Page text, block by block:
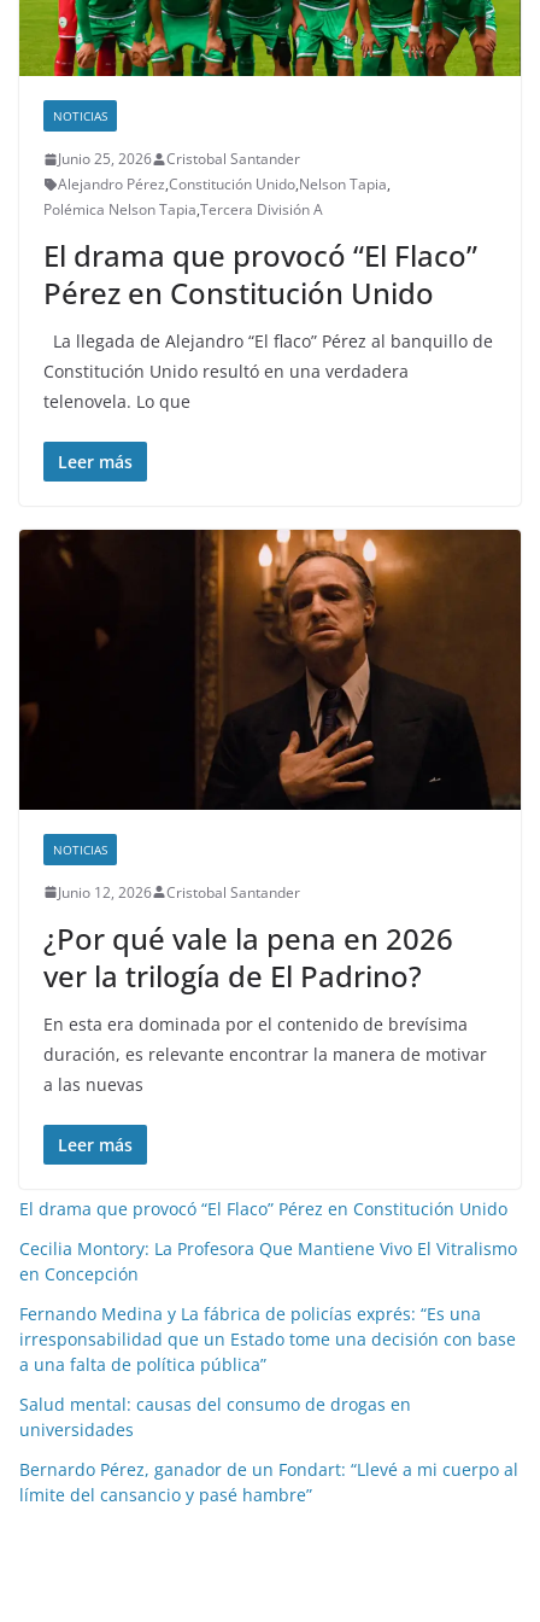
NOTICIAS
Junio 25, 2026
Cristobal Santander
Alejandro Pérez,Constitución Unido,Nelson Tapia,
Polémica Nelson Tapia,Tercera División A
El drama que provocó “El Flaco”
Pérez en Constitución Unido
La llegada de Alejandro “El flaco” Pérez al banquillo de
Constitución Unido resultó en una verdadera
telenovela. Lo que
Leer más
NOTICIAS
Junio 12, 2026 Cristobal Santander
¿Por qué vale la pena en 2026
ver la trilogía de El Padrino?
En esta era dominada por el contenido de brevísima
duración, es relevante encontrar la manera de motivar
a las nuevas
Leer más
El drama que provocó “El Flaco” Pérez en Constitución Unido
Cecilia Montory: La Profesora Que Mantiene Vivo El Vitralismo
en Concepción
Fernando Medina y La fábrica de policías exprés: “Es una
irresponsabilidad que un Estado tome una decisión con base
a una falta de política pública”
Salud mental: causas del consumo de drogas en
universidades
Bernardo Pérez, ganador de un Fondart: “Llevé a mi cuerpo al
límite del cansancio y pasé hambre”